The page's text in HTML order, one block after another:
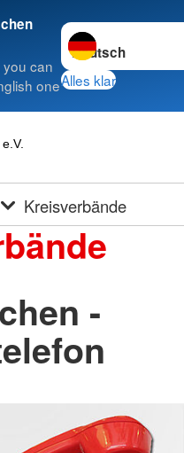
can
one
Sprache wechseln
Alles klar
Kreisverbände
-